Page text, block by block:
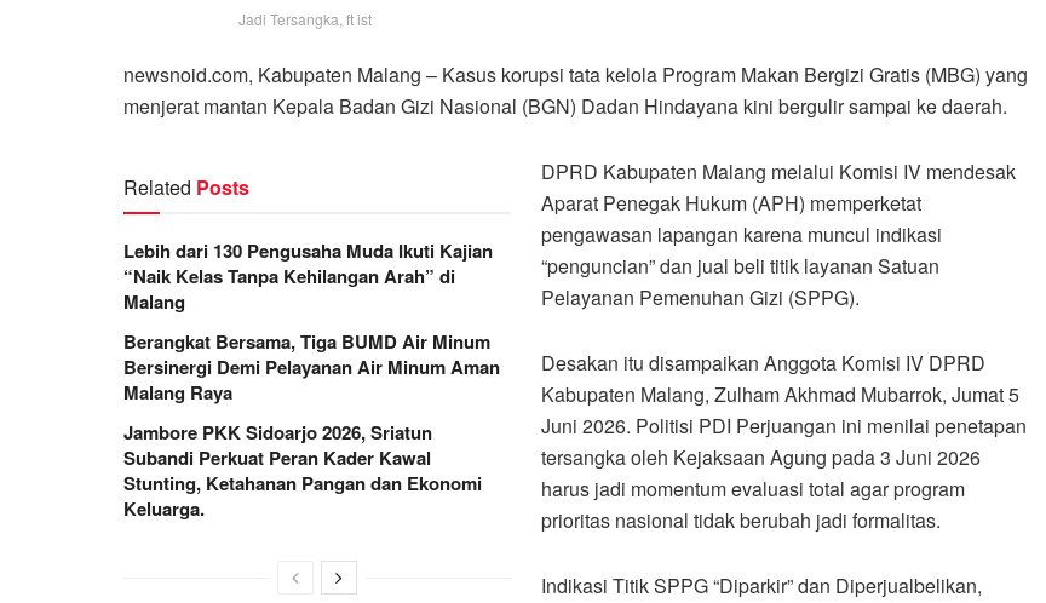
Jadi Tersangka, ft ist
newsnoid.com, Kabupaten Malang – Kasus korupsi tata kelola Program Makan Bergizi Gratis (MBG) yang
menjerat mantan Kepala Badan Gizi Nasional (BGN) Dadan Hindayana kini bergulir sampai ke daerah.
Related Posts
Lebih dari 130 Pengusaha Muda Ikuti Kajian
“Naik Kelas Tanpa Kehilangan Arah” di
Malang
Berangkat Bersama, Tiga BUMD Air Minum
Bersinergi Demi Pelayanan Air Minum Aman
Malang Raya
Jambore PKK Sidoarjo 2026, Sriatun
Subandi Perkuat Peran Kader Kawal
Stunting, Ketahanan Pangan dan Ekonomi
Keluarga.
DPRD Kabupaten Malang melalui Komisi IV mendesak
Aparat Penegak Hukum (APH) memperketat
pengawasan lapangan karena muncul indikasi
“penguncian” dan jual beli titik layanan Satuan
Pelayanan Pemenuhan Gizi (SPPG).
Desakan itu disampaikan Anggota Komisi IV DPRD
Kabupaten Malang, Zulham Akhmad Mubarrok, Jumat 5
Juni 2026. Politisi PDI Perjuangan ini menilai penetapan
tersangka oleh Kejaksaan Agung pada 3 Juni 2026
harus jadi momentum evaluasi total agar program
prioritas nasional tidak berubah jadi formalitas.
Indikasi Titik SPPG “Diparkir” dan Diperjualbelikan,